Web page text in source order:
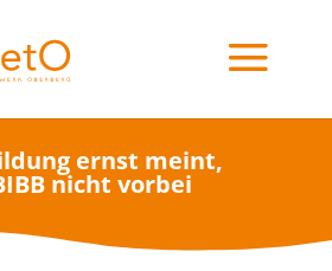
ernst meint,
nicht vorbei